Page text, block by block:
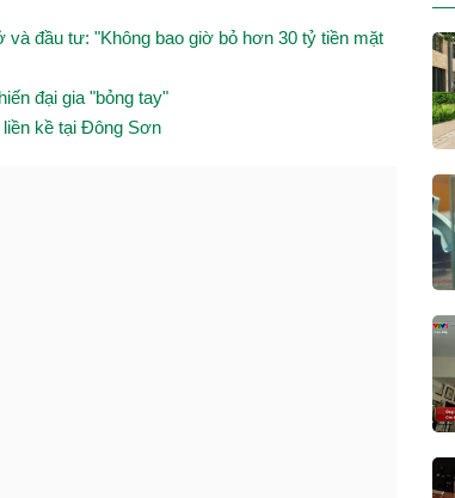
đầu tư: "Không bao giờ bỏ hơn 30 tỷ tiền mặt
đại gia "bỏng tay"
liền kề tại Đông Sơn